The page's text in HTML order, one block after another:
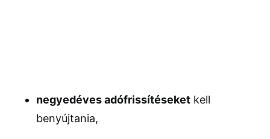
negyedéves adófrissítéseket kell
benyújtania,